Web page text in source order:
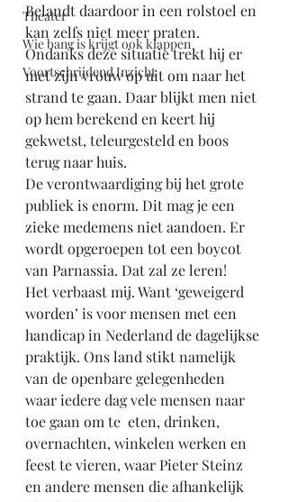
Theater
Wie bang is krijgt ook klappen
Voortschrijdend Inzicht
Belandt daardoor in een rolstoel en
kan zelfs niet meer praten.
Ondanks deze situatie trekt hij er
met zijn vrouw op uit om naar het
strand te gaan. Daar blijkt men niet
op hem berekend en keert hij
gekwetst, teleurgesteld en boos
terug naar huis.
De verontwaardiging bij het grote
publiek is enorm. Dit mag je een
zieke medemens niet aandoen. Er
wordt opgeroepen tot een boycot
van Parnassia. Dat zal ze leren!
Het verbaast mij. Want ‘geweigerd
worden’ is voor mensen met een
handicap in Nederland de dagelijkse
praktijk. Ons land stikt namelijk
van de openbare gelegenheden
waar iedere dag vele mensen naar
toe gaan om te  eten, drinken,
overnachten, winkelen werken en
feest te vieren, waar Pieter Steinz
en andere mensen die afhankelijk